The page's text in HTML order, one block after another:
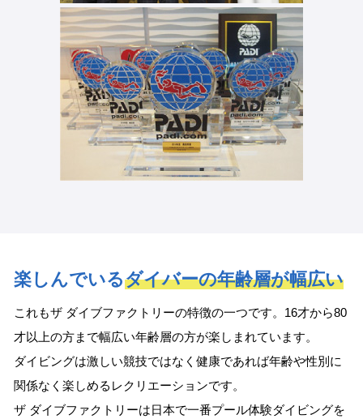
楽しんでいるダイバーの年齢層が幅広い
これもザ ダイブファクトリーの特徴の一つです。16才から80
才以上の方まで幅広い年齢層の方が楽しまれています。
ダイビングは激しい競技ではなく健康であれば年齢や性別に
関係なく楽しめるレクリエーションです。
ザ ダイブファクトリーは日本で一番プール体験ダイビングを